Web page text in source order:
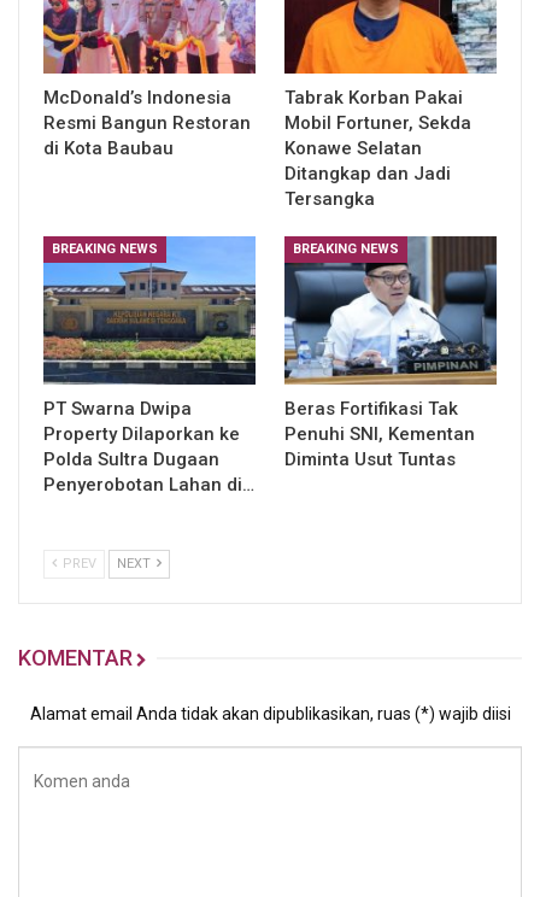
McDonald’s Indonesia
Resmi Bangun Restoran
di Kota Baubau
Tabrak Korban Pakai
Mobil Fortuner, Sekda
Konawe Selatan
Ditangkap dan Jadi
Tersangka
BREAKING NEWS
PT Swarna Dwipa
Property Dilaporkan ke
Polda Sultra Dugaan
Penyerobotan Lahan di…
BREAKING NEWS
Beras Fortifikasi Tak
Penuhi SNI, Kementan
Diminta Usut Tuntas
PREV NEXT
KOMENTAR
Alamat email Anda tidak akan dipublikasikan, ruas (*) wajib diisi